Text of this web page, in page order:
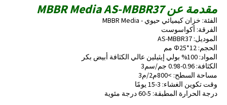
مقدمة عن MBBR Media AS-MBBR37
الفئة: خزان كيميائي حيوي - MBBR Media
الفرقة: أكواسوست
الموديل: AS-MBBR37
الحجم: Φ25*12 مم
المواد: 100% بولي إيثيلين عالي الكثافة أبيض بكر
الكثافة: 0.96-0.98 جم/سم3
مساحة السطح: >800م2/م3
وقت تكوين الغشاء: 3-15 يومًا
درجة الحرارة المطبقة: 5-60 درجة مئوية